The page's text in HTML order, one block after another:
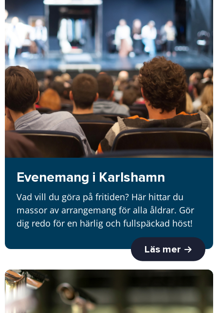
Evenemang i Karlshamn
Vad vill du göra på fritiden? Här hittar du
massor av arrangemang för alla åldrar. Gör
dig redo för en härlig och fullspäckad höst!
Läs mer